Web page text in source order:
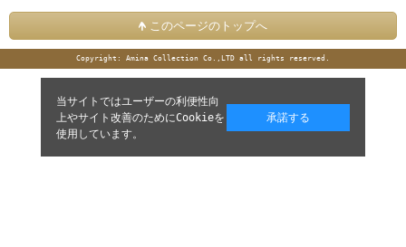
このページのトップへ
Copyright: Amina Collection Co.,LTD all rights reserved.
当サイトではユーザーの利便性向
上やサイト改善のためにCookieを
使用しています。
承諾する